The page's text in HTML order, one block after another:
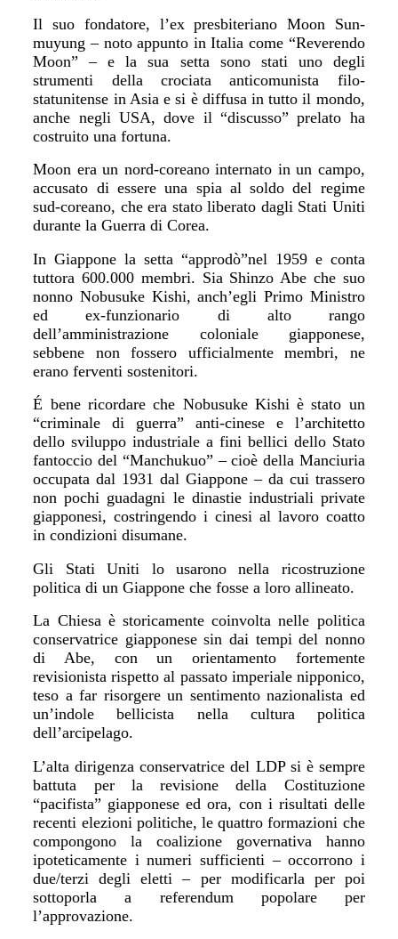
Il suo fondatore, l’ex presbiteriano Moon Sun-
muyung – noto appunto in Italia come “Reverendo
Moon” – e la sua setta sono stati uno degli
strumenti della crociata anticomunista filo-
statunitense in Asia e si è diffusa in tutto il mondo,
anche negli USA, dove il “discusso” prelato ha
costruito una fortuna.
Moon era un nord-coreano internato in un campo,
accusato di essere una spia al soldo del regime
sud-coreano, che era stato liberato dagli Stati Uniti
durante la Guerra di Corea.
In Giappone la setta “approdò”nel 1959 e conta
tuttora 600.000 membri. Sia Shinzo Abe che suo
nonno Nobusuke Kishi, anch’egli Primo Ministro
ed ex-funzionario di alto rango
dell’amministrazione coloniale giapponese,
sebbene non fossero ufficialmente membri, ne
erano ferventi sostenitori.
É bene ricordare che Nobusuke Kishi è stato un
“criminale di guerra” anti-cinese e l’architetto
dello sviluppo industriale a fini bellici dello Stato
fantoccio del “Manchukuo” –cioè della Manciuria
occupata dal 1931 dal Giappone – da cui trassero
non pochi guadagni le dinastie industriali private
giapponesi, costringendo i cinesi al lavoro coatto
in condizioni disumane.
Gli Stati Uniti lo usarono nella ricostruzione
politica di un Giappone che fosse a loro allineato.
La Chiesa è storicamente coinvolta nelle politica
conservatrice giapponese sin dai tempi del nonno
di Abe, con un orientamento fortemente
revisionista rispetto al passato imperiale nipponico,
teso a far risorgere un sentimento nazionalista ed
un’indole bellicista nella cultura politica
dell’arcipelago.
L’alta dirigenza conservatrice del LDP si è sempre
battuta per la revisione della Costituzione
“pacifista” giapponese ed ora, con i risultati delle
recenti elezioni politiche, le quattro formazioni che
compongono la coalizione governativa hanno
ipoteticamente i numeri sufficienti – occorrono i
due/terzi degli eletti – per modificarla per poi
sottoporla a referendum popolare per
l’approvazione.